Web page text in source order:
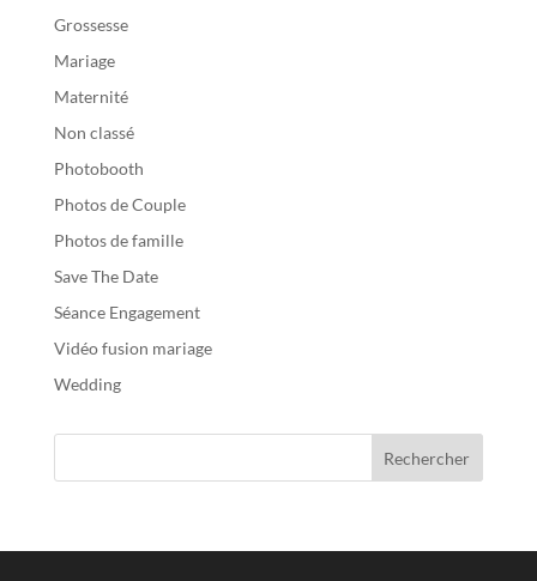
Grossesse
Mariage
Maternité
Non classé
Photobooth
Photos de Couple
Photos de famille
Save The Date
Séance Engagement
Vidéo fusion mariage
Wedding